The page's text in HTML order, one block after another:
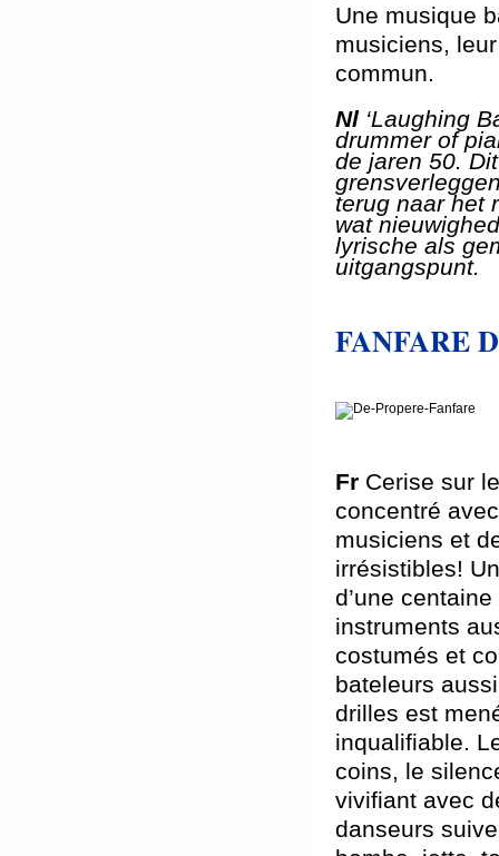
Une musique
musiciens,
commun.
Nl ‘Laughing
drummer of
de jaren 50.
terug naar het
wat
lyrische als
uitgangspunt.
FANFARE
Fr Cerise sur
concentré
musiciens et
irrésistibles!
d’une
instruments
costumés et
bateleurs
drilles est
inqualifiable.
coins, le
vivifiant avec
danseurs